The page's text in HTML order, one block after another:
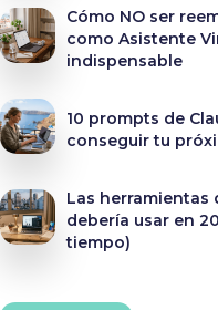
Cómo NO ser
como Asistente
indispensable
10 prompts de
conseguir tu
Las herramientas
debería usar en
tiempo)